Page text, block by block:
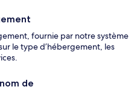
fournie par notre système
le type d’hébergement, les
de